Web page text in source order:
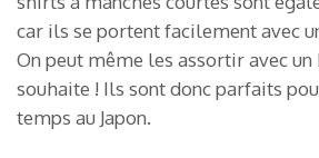
car ils se portent facilement avec
On peut même les assortir avec
souhaite ! Ils sont donc parfaits
temps au Japon.